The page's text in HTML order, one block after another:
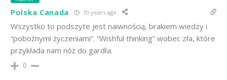
Polska Canada 10 years ago
Wszystko to podszyte jest naiwnością, brakiem wiedzy i
“pobożnymi życzeniami”. “Wishful thinking” wobec zła, które
przykłada nam nóż do gardła.
0